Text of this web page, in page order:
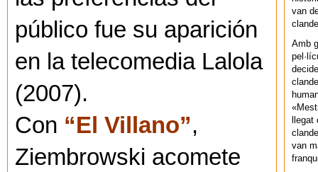
público fue su aparición
en la telecomedia Lalola
(2007).
Con “El Villano”,
Ziembrowski acomete
van
Amb
van